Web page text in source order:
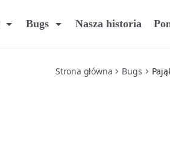
Bugs Nasza historia
Strona główna Bugs